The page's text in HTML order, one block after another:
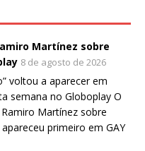
Martínez sobre
8 de agosto de 2026
voltou a aparecer em
semana no Globoplay O
Martínez sobre
primeiro em GAY